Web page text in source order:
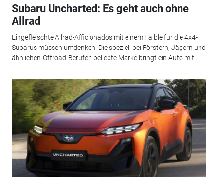
Subaru Uncharted: Es geht auch ohne
Allrad
Eingefleischte Allrad-Afficionados mit einem Faible für die 4x4-
Subarus müssen umdenken: Die speziell bei Förstern, Jägern und
ähnlichen-Offroad-Berufen beliebte Marke bringt ein Auto mit...